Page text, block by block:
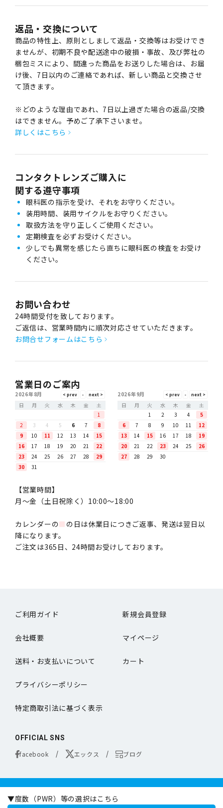
▼度数（PWR）等の選択はこちら
返品・交換について
商品の特性上、原則としまして返品・交換等はお受けでき
ませんが、初期不良や配送途中の破損・事故、及び弊社の
梱包ミスにより、間違った商品をお送りした場合は、お届
け後、7日以内のご連絡であれば、新しい商品と交換させ
て頂きます。
※どのような理由であれ、7日以上過ぎた場合の返品/交換
はできません。予めご了承下さいませ。
詳しくはこちら
コンタクトレンズご購入に
関する遵守事項
眼科医の指示を受け、それをお守りください。
装用時間、装用サイクルをお守りください。
取扱方法を守り正しくご使用ください。
定期検査を必ずお受けください。
少しでも異常を感じたら直ちに眼科医の検査をお受け
ください。
お問い合わせ
24時間受付を致しております。
ご返信は、営業時間内に順次対応させていただきます。
お問合せフォームはこちら
営業日のご案内
2026年8月
日
月 火 水 木 金
土
1
2
3 4 5 6 7
8
9
10 11 12 13 14
15
16
17 18 19 20 21
22
23
24 25 26 27 28
29
30
31
2026年9月
日
月 火 水 木 金
土
1
2 3 4
5
6
7 8 9 10 11
12
13
14 15 16 17 18
19
20
21 22 23 24 25
26
27
28 29 30
【営業時間】
月〜金（土日祝除く）10:00～18:00
カレンダーの■ の日は休業日につきご返事、発送は翌日以
降になります。
ご注文は365日、24時間お受けしております。
ご利用ガイド 新規会員登録
会社概要 マイページ
送料・お支払いについて カート
プライバシーポリシー
特定商取引法に基づく表示
OFFICIAL SNS
facebook エックス ブログ
お買い求めの際は必ず医師の処方に基づきお選びください。